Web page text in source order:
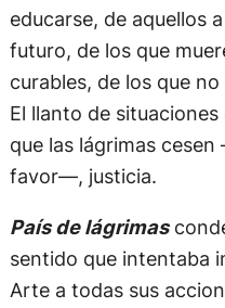
educarse, de aquellos
futuro, de los que
curables, de los que
El llanto de
que las lágrimas
favor—, justicia.
País de lágrimas
sentido que intentaba
Arte a todas sus